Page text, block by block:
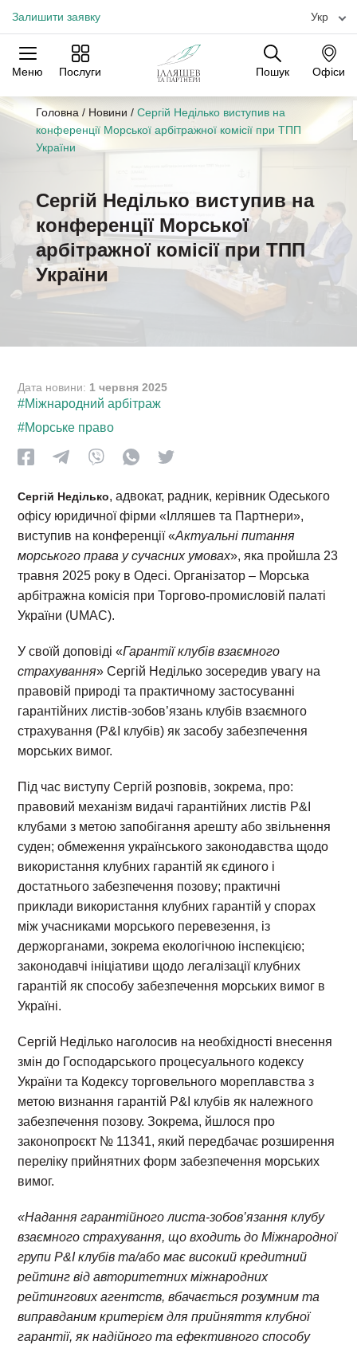
Залишити заявку Укр
Меню Послуги Пошук Офіси
Практики Галузі
Офіси
Головна / Новини / Сергій Неділько виступив на
конференції Морської арбітражної комісії при ТПП
України
Сергій Неділько виступив на
конференції Морської
арбітражної комісії при ТПП
України
Дата новини: 1 червня 2025
#Міжнародний арбітраж
#Морське право
Сергій Неділько, адвокат, радник, керівник Одеського
офісу юридичної фірми «Ілляшев та Партнери»,
виступив на конференції «Актуальні питання
морського права у сучасних умовах», яка пройшла 23
травня 2025 року в Одесі. Організатор – Морська
арбітражна комісія при Торгово-промисловій палаті
України (UMAC).
У своїй доповіді «Гарантії клубів взаємного
страхування» Сергій Неділько зосередив увагу на
правовій природі та практичному застосуванні
гарантійних листів-зобов’язань клубів взаємного
страхування (P&I клубів) як засобу забезпечення
морських вимог.
Під час виступу Сергій розповів, зокрема, про:
правовий механізм видачі гарантійних листів P&I
клубами з метою запобігання арешту або звільнення
суден; обмеження українського законодавства щодо
використання клубних гарантій як єдиного і
достатнього забезпечення позову; практичні
приклади використання клубних гарантій у спорах
між учасниками морського перевезення, із
держорганами, зокрема екологічною інспекцією;
законодавчі ініціативи щодо легалізації клубних
гарантій як способу забезпечення морських вимог в
Україні.
Сергій Неділько наголосив на необхідності внесення
змін до Господарського процесуального кодексу
України та Кодексу торговельного мореплавства з
метою визнання гарантій P&I клубів як належного
забезпечення позову. Зокрема, йшлося про
законопроєкт № 11341, який передбачає розширення
переліку прийнятних форм забезпечення морських
вимог.
«Надання гарантійного листа-зобов’язання клубу
взаємного страхування, що входить до Міжнародної
групи P&I клубів та/або має високий кредитний
рейтинг від авторитетних міжнародних
рейтингових агентств, вбачається розумним та
виправданим критерієм для прийняття клубної
гарантії, як надійного та ефективного способу